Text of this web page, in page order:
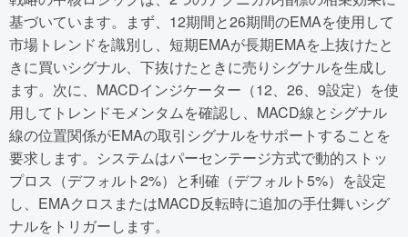
基づいています。まず、12期間と26期間のEMAを使用して
市場トレンドを識別し、短期EMAが長期EMAを上抜けたと
きに買いシグナル、下抜けたときに売りシグナルを生成し
ます。次に、MACDインジケーター（12、26、9設定）を使
用してトレンドモメンタムを確認し、MACD線とシグナル
線の位置関係がEMAの取引シグナルをサポートすることを
要求します。システムはパーセンテージ方式で動的ストッ
プロス（デフォルト2%）と利確（デフォルト5%）を設定
し、EMAクロスまたはMACD反転時に追加の手仕舞いシグ
ナルをトリガーします。